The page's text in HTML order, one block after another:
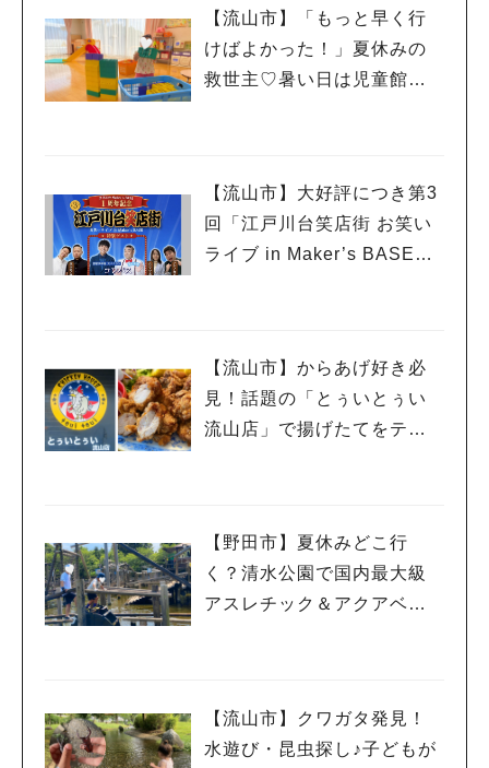
【流山市】「もっと早く行
けばよかった！」夏休みの
救世主♡暑い日は児童館へ！
【流山市】大好評につき第3
回「江戸川台笑店街 お笑い
ライブ in Maker’s BASE」
【流山市】からあげ好き必
見！話題の「とぅいとぅい
流山店」で揚げたてをテイ
【野田市】夏休みどこ行
く？清水公園で国内最大級
アスレチック＆アクアベン
【流山市】クワガタ発見！
水遊び・昆虫探し♪子どもが